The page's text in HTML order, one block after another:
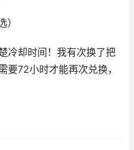
）
冷却时间！我有次换了把
要72小时才能再次兑换，